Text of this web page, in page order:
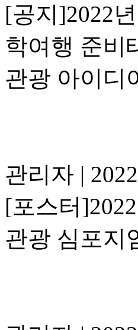
[공지]2022
학여행 준비
관광 아이디
관리자 |
[포스터
관광 심포지